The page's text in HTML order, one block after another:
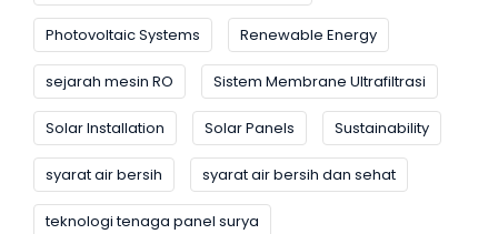
Photovoltaic Systems Renewable Energy
sejarah mesin RO Sistem Membrane Ultrafiltrasi
Solar Installation Solar Panels Sustainability
syarat air bersih syarat air bersih dan sehat
teknologi tenaga panel surya